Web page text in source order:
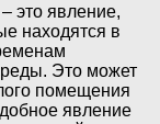
это явление,
находятся в
Это может
помещения
явление